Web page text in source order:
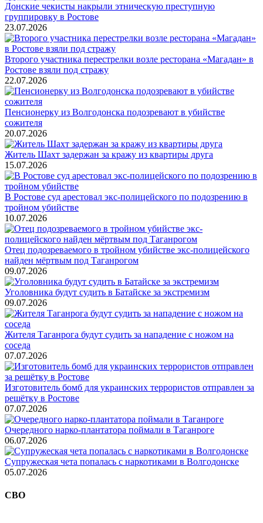
Донские чекисты накрыли этническую преступную
группировку в Ростове
23.07.2026
Второго участника перестрелки возле ресторана «Магадан» в
Ростове взяли под стражу
22.07.2026
Пенсионерку из Волгодонска подозревают в убийстве
сожителя
20.07.2026
Житель Шахт задержан за кражу из квартиры друга
15.07.2026
В Ростове суд арестовал экс-полицейского по подозрению в
тройном убийстве
10.07.2026
Отец подозреваемого в тройном убийстве экс-полицейского
найден мёртвым под Таганрогом
09.07.2026
Уголовника будут судить в Батайске за экстремизм
09.07.2026
Жителя Таганрога будут судить за нападение с ножом на
соседа
07.07.2026
Изготовитель бомб для украинских террористов отправлен за
решётку в Ростове
07.07.2026
Очередного нарко-плантатора поймали в Таганроге
06.07.2026
Супружеская чета попалась с наркотиками в Волгодонске
05.07.2026
СВО